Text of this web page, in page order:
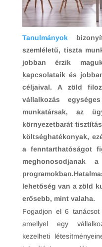
Tanulmányok
szemléletű, tiszta
jobban érzik
kapcsolataik és
céljaival. A zöld
vállalkozás
munkatársak, az
környezetbarát
költséghatékonyak,
a fenntarthatóságot
meghonosodjanak
lehetőség van a zöld
erősebb, mint valaha.
Fogadjon el 6
amellyel egy
kezelheti